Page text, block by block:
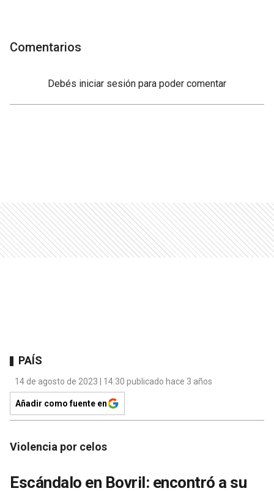
Comentarios
Debés iniciar sesión para poder comentar
PAÍS
14 de agosto de 2023 | 14:30 publicado hace 3 años
Añadir como fuente en
Violencia por celos
Escándalo en Bovril: encontró a su